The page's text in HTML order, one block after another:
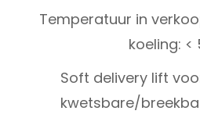
Temperatuur in
koeling: <
Soft delivery lift
kwetsbare/